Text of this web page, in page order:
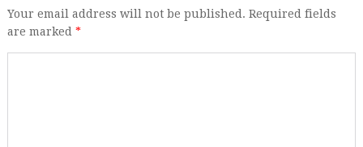
Your email address will not be published. Required fields
are marked *